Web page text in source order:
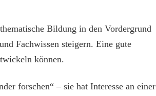
Bildung in den Vordergrund
Fachwissen steigern. Eine gute
können.
forschen“ – sie hat Interesse an einer